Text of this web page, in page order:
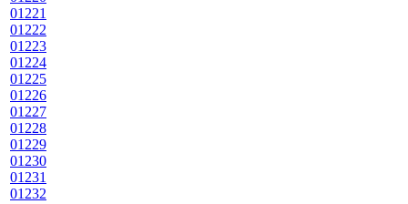
01221
01222
01223
01224
01225
01226
01227
01228
01229
01230
01231
01232